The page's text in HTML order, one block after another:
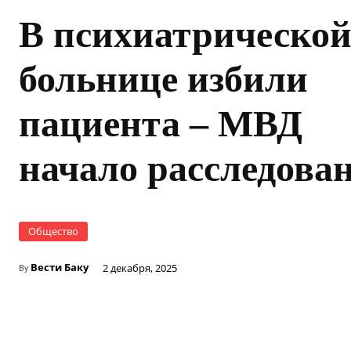
В психиатрической
больнице избили
пациента – МВД
начало
Общество
By Вести Баку 2 декабря, 2025